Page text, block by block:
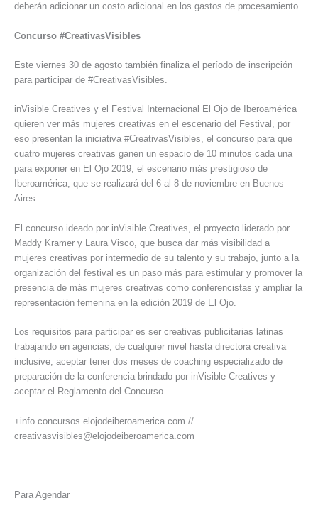
deberán adicionar un costo adicional en los gastos de procesamiento.
Concurso #CreativasVisibles
Este viernes 30 de agosto también finaliza el período de inscripción
para participar de #CreativasVisibles.
inVisible Creatives y el Festival Internacional El Ojo de Iberoamérica
quieren ver más mujeres creativas en el escenario del Festival, por
eso presentan la iniciativa #CreativasVisibles, el concurso para que
cuatro mujeres creativas ganen un espacio de 10 minutos cada una
para exponer en El Ojo 2019, el escenario más prestigioso de
Iberoamérica, que se realizará del 6 al 8 de noviembre en Buenos
Aires.
El concurso ideado por inVisible Creatives, el proyecto liderado por
Maddy Kramer y Laura Visco, que busca dar más visibilidad a
mujeres creativas por intermedio de su talento y su trabajo, junto a la
organización del festival es un paso más para estimular y promover la
presencia de más mujeres creativas como conferencistas y ampliar la
representación femenina en la edición 2019 de El Ojo.
Los requisitos para participar es ser creativas publicitarias latinas
trabajando en agencias, de cualquier nivel hasta directora creativa
inclusive, aceptar tener dos meses de coaching especializado de
preparación de la conferencia brindado por inVisible Creatives y
aceptar el Reglamento del Concurso.
+info concursos.elojodeiberoamerica.com //
creativasvisibles@elojodeiberoamerica.com
Para Agendar